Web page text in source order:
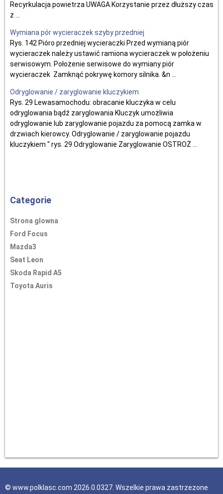
Recyrkulacja powietrza UWAGA Korzystanie przez dłuższy czas
z ...
Wymiana pór wycieraczek szyby przedniej
Rys. 142 Pióro przedniej wycieraczki Przed wymianą piór
wycieraczek należy ustawić ramiona wycieraczek w położeniu
serwisowym. Położenie serwisowe do wymiany piór
wycieraczek Zamknąć pokrywę komory silnika. &n ...
Odryglowanie / zaryglowanie kluczykiem
Rys. 29 Lewasamochodu: obracanie kluczyka w celu
odryglowania bądź zaryglowania Kluczyk umożliwia
odryglowanie lub zaryglowanie pojazdu za pomocą zamka w
drzwiach kierowcy. Odryglowanie / zaryglowanie pojazdu
kluczykiem " rys. 29 Odryglowanie Zaryglowanie OSTROŻ ...
Categorie
Strona glowna
Ford Focus
Mazda3
Seat Leon
Skoda Rapid A5
Toyota Auris
© www.polklasc.com 2026.0.0327. Wszelkie prawa zastrzezone